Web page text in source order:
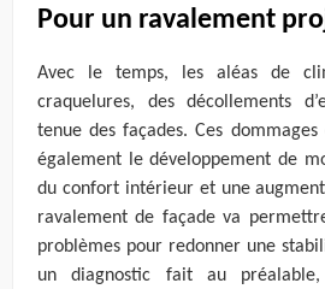
Pour un ravalement
Avec le temps, les aléas de
craquelures, des décollements
tenue des façades. Ces
également le développement de
du confort intérieur et une
ravalement de façade va
problèmes pour redonner une
un diagnostic fait au préalable,